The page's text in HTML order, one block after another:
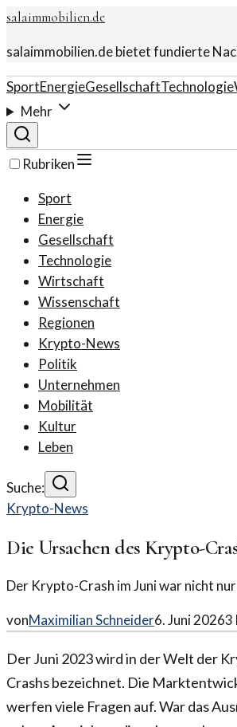
salaimmobilien.de
salaimmobilien.de bietet fundierte
SportEnergieGesellschaftTechnologie
Mehr
Rubriken
Sport
Energie
Gesellschaft
Technologie
Wirtschaft
Wissenschaft
Regionen
Krypto-News
Politik
Unternehmen
Mobilität
Kultur
Leben
Suche:
Krypto-News
Die Ursachen des Krypto-
Der Krypto-Crash im Juni war nicht
vonMaximilian Schneider6. Juni 20263
Der Juni 2023 wird in der Welt der
Crashs bezeichnet. Die
werfen viele Fragen auf. War das